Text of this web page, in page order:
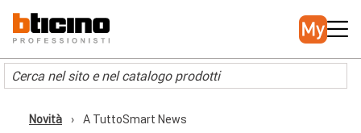
contenuto
principale
Main
navigation
Briciole
Novità A TuttoSmart News